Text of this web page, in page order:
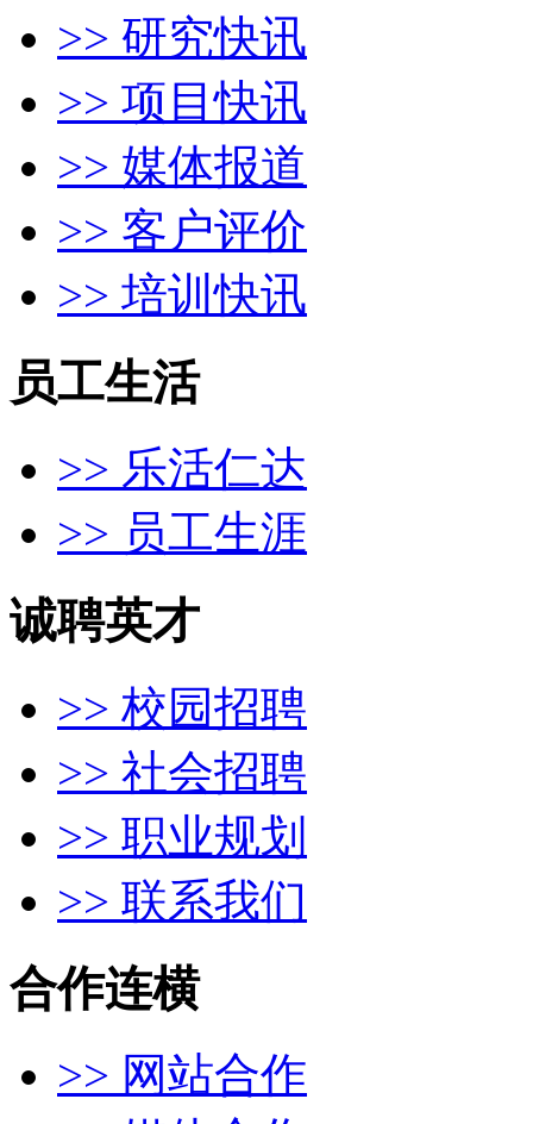
>> 研究快讯
>> 项目快讯
>> 媒体报道
>> 客户评价
>> 培训快讯
员工生活
>> 乐活仁达
>> 员工生涯
诚聘英才
>> 校园招聘
>> 社会招聘
>> 职业规划
>> 联系我们
合作连横
>> 网站合作